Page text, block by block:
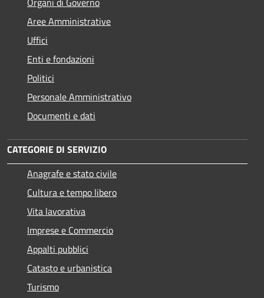
Aree Amministrative
Uffici
Enti e fondazioni
Politici
Personale Amministrativo
Documenti e dati
CATEGORIE DI SERVIZIO
Anagrafe e stato civile
Cultura e tempo libero
Vita lavorativa
Imprese e Commercio
Appalti pubblici
Catasto e urbanistica
Turismo